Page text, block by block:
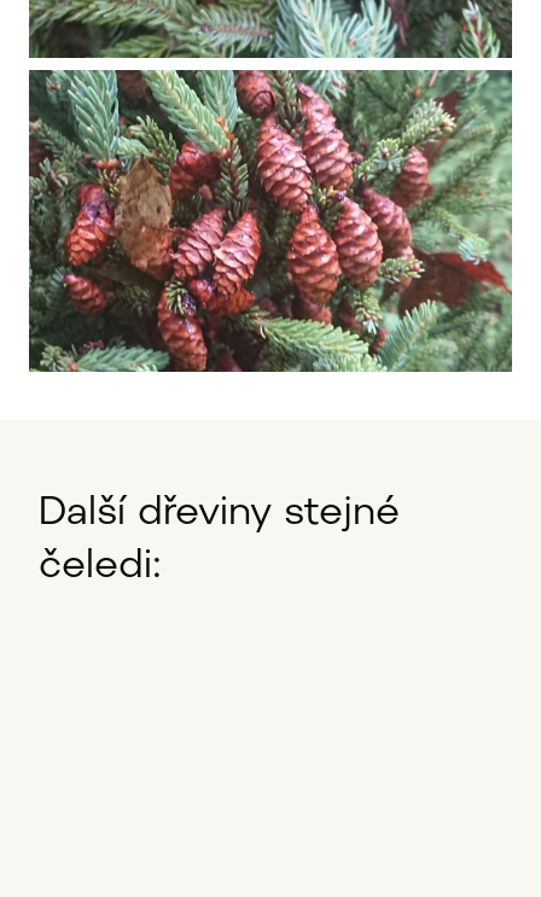
Další dřeviny stejné
čeledi: